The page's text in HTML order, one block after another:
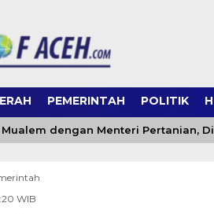
PEMERINTAH POLITIK
dengan Menteri Pertanian,
WIB